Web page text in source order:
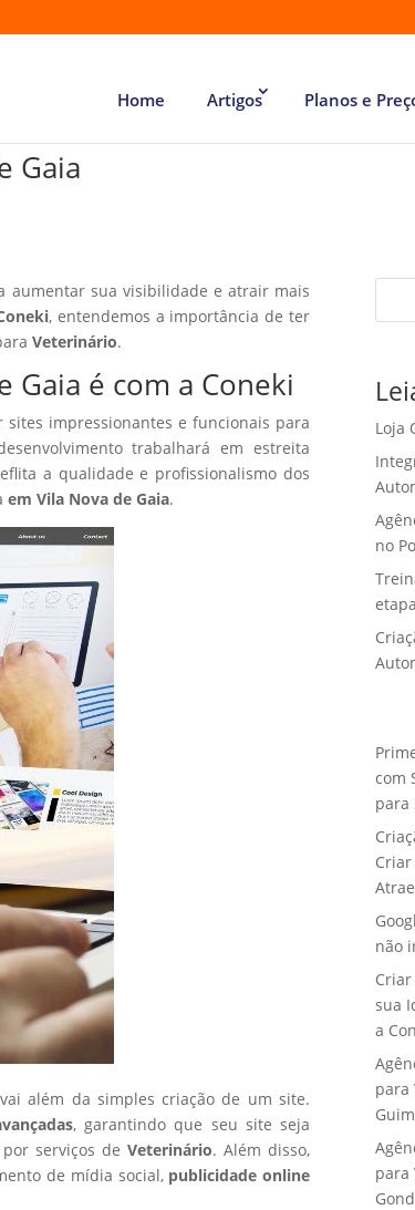
Home Artigos Planos e
Gaia
aumentar sua visibilidade e atrair mais
, entendemos a importância de ter
Veterinário.
Gaia é com a Coneki
impressionantes e funcionais para
trabalhará em estreita
a qualidade e profissionalismo dos
em Vila Nova de Gaia.
além da simples criação de um site.
, garantindo que seu site seja
serviços de Veterinário. Além disso,
de mídia social, publicidade online
Loja
no
com
para
não
sua
a
para
para